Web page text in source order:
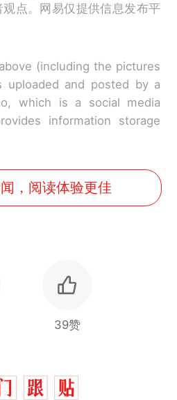
点。网易仅提供信息发布平
(including the pictures
uploaded and posted by a
which is a social media
information storage
，阅读体验更佳
39赞